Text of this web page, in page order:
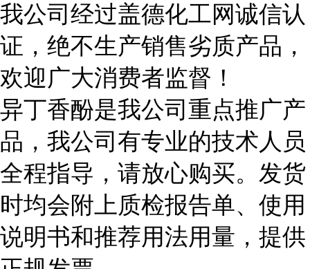
我公司经过盖德化工网诚信认
证，绝不生产销售劣质产品，
欢迎广大消费者监督！
异丁香酚是我公司重点推广产
品，我公司有专业的技术人员
全程指导，请放心购买。发货
时均会附上质检报告单、使用
说明书和推荐用法用量，提供